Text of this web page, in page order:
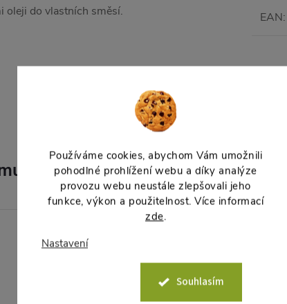
Používáme cookies, abychom Vám umožnili
pohodlné prohlížení webu a díky analýze
provozu webu neustále zlepšovali jeho
funkce, výkon a použitelnost. Více informací
zde.
Nastavení
Souhlasím
oleji do vlastních směsí.
EAN:
produktu doporučujeme ještě